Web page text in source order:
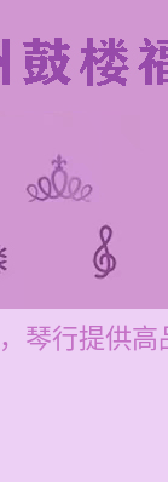
琴行提供